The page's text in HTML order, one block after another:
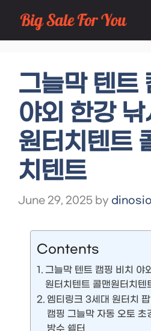
Skip
to
그늘막 텐트
야외 한강
원터치텐트
치텐트
June 29, 2025 by
Contents
그늘막 텐트 캠핑 비치 야
원터치텐트 콜맨원터치텐
엠티링크 3세대 원터치
캠핑 그늘막 자동 오토 초
방수 쉘터